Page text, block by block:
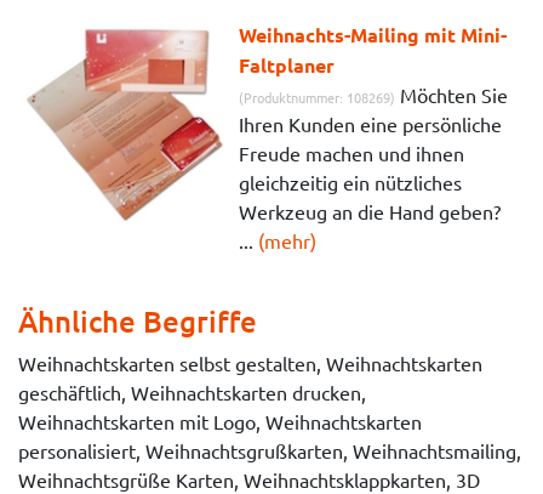
Weihnachts-Mailing mit Mini-
Faltplaner
(Produktnummer: 108269) Möchten Sie
Ihren Kunden eine persönliche
Freude machen und ihnen
gleichzeitig ein nützliches
Werkzeug an die Hand geben?
... (mehr)
Ähnliche Begriffe
Weihnachtskarten selbst gestalten, Weihnachtskarten
geschäftlich, Weihnachtskarten drucken,
Weihnachtskarten mit Logo, Weihnachtskarten
personalisiert, Weihnachtsgrußkarten, Weihnachtsmailing,
Weihnachtsgrüße Karten, Weihnachtsklappkarten, 3D